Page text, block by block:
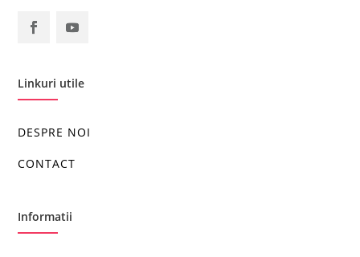
Linkuri utile
DESPRE NOI
CONTACT
Informatii